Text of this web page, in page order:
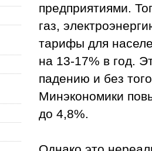
предприятиями.
газ,
тарифы для
на 13-17% в год.
падению и без
Минэкономики
до 4,8%.